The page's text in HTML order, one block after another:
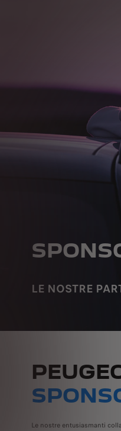
LE NOSTRE
Le nostre entusiasmanti